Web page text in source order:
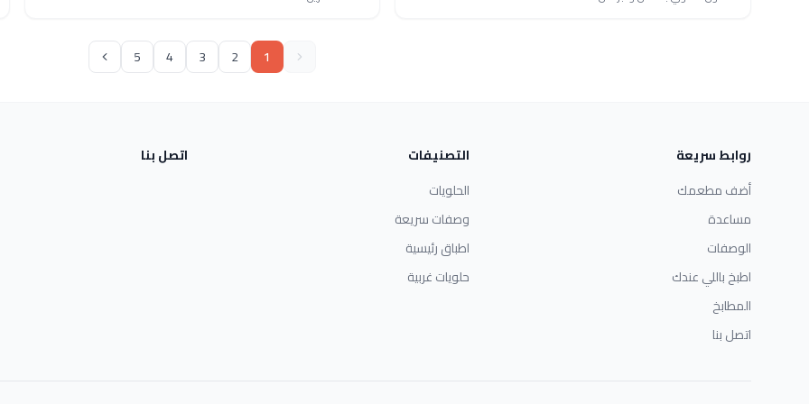
1
2
3
4
5
روابط سريعة
أضف مطعمك
مساعدة
الوصفات
اطبخ باللي عندك
المطابخ
اتصل بنا
التصنيفات
الحلويات
وصفات سريعة
اطباق رئيسية
حلويات غربية
اتصل بنا